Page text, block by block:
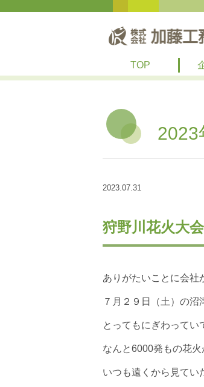
TOP
2023
2023.07.31
狩野川花火大会
ありがたいことに会社
７月２９日（土）の沼
とってもにぎわってい
なんと6000発もの花火
いつも遠くから見てい